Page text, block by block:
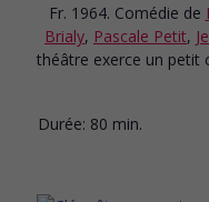
Fr. 1964. Comédie de
Brialy, Pascale Petit,
théâtre exerce un petit
Durée: 80 min.